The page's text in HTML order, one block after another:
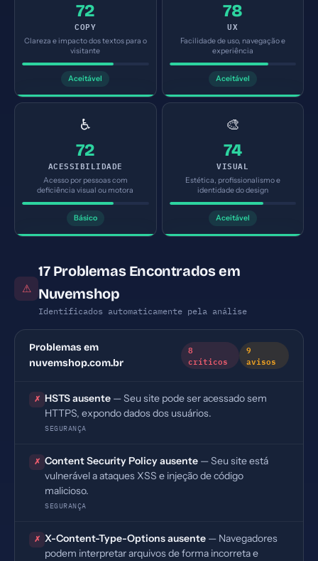
72
COPY
Clareza e impacto dos textos para o
visitante
Aceitável
78
UX
Facilidade de uso, navegação e
experiência
Aceitável
♿
72
ACESSIBILIDADE
Acesso por pessoas com
deficiência visual ou motora
Básico
🎨
74
VISUAL
Estética, profissionalismo e
identidade do design
Aceitável
⚠
17 Problemas Encontrados em
Nuvemshop
Identificados automaticamente pela análise
Problemas em
nuvemshop.com.br
8
críticos
9
avisos
✗ HSTS ausente — Seu site pode ser acessado sem
HTTPS, expondo dados dos usuários.
SEGURANÇA
✗ Content Security Policy ausente — Seu site está
vulnerável a ataques XSS e injeção de código
malicioso.
SEGURANÇA
✗ X-Content-Type-Options ausente — Navegadores
podem interpretar arquivos de forma incorreta e